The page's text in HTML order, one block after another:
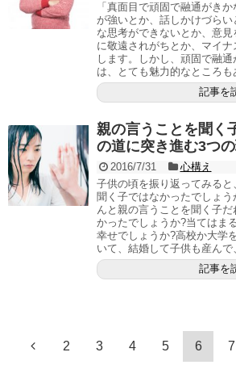
「真面目で頑固で融通がき
が強いとか、話しかけづら
な思考ができないとか、意
に敬遠されがちとか、マイ
します。しかし、頑固で融
は、とても魅力的なところも
記事を
親の言うことを聞く
の道に突き進む3つ
2016/7/31
心構え
子供の頃を振り返ってみる
聞く子ではなかったでしょ
んと親の言うことを聞く子
かったでしょうか?当てはま
幸せでしょうか?高校か大学
いて、結婚して子供も産んで
記事を
2 3 4 5 6 7